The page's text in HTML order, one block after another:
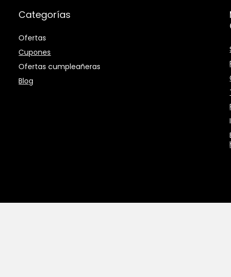
Categorías
Ofertas
Cupones
Ofertas cumpleañeras
Blog